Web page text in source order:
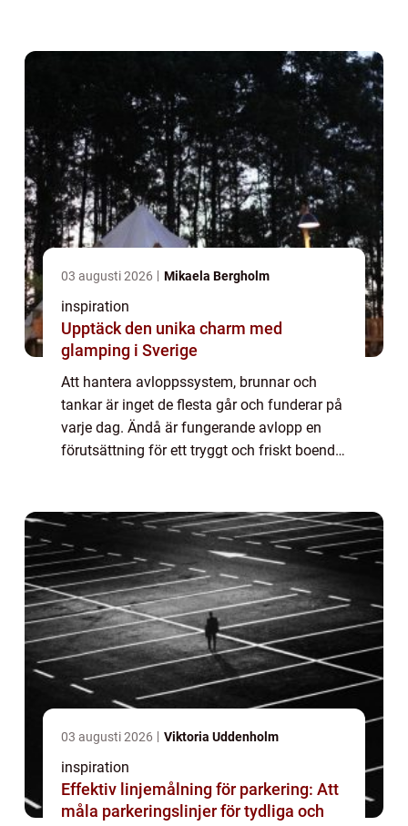
03 augusti 2026 Mikaela Bergholm
inspiration
Upptäck den unika charm med
glamping i Sverige
Att hantera avloppssystem, brunnar och
tankar är inget de flesta går och funderar på
varje dag. Ändå är fungerande avlopp en
förutsättning för ett tryggt och friskt boende.
03 augusti 2026 Viktoria Uddenholm
inspiration
Effektiv linjemålning för parkering: Att
måla parkeringslinjer för tydliga och